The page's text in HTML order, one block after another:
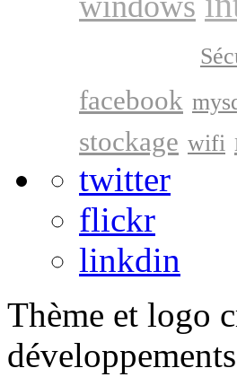
facebook
stockage wifi
twitter
flickr
linkdin
Thème et logo